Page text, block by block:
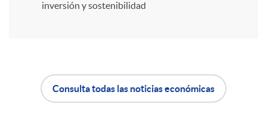
inversión y sostenibilidad
Consulta todas las noticias económicas